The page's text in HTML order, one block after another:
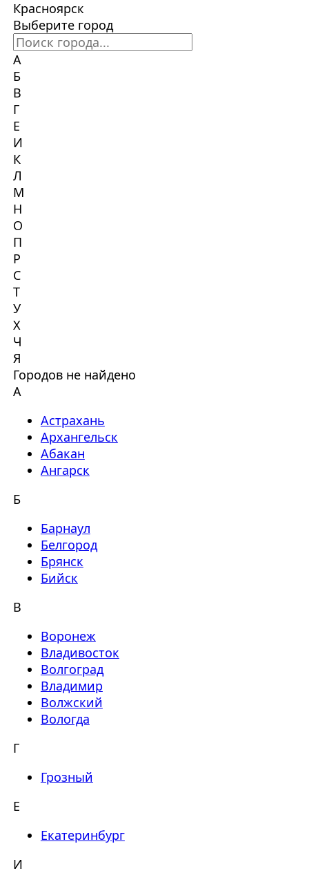
Красноярск
Выберите город
А
Б
В
Г
Е
И
К
Л
М
Н
О
П
Р
С
Т
У
Х
Ч
Я
Городов не найдено
А
Астрахань
Архангельск
Абакан
Ангарск
Б
Барнаул
Белгород
Брянск
Бийск
В
Воронеж
Владивосток
Волгоград
Владимир
Волжский
Вологда
Г
Грозный
Е
Екатеринбург
И